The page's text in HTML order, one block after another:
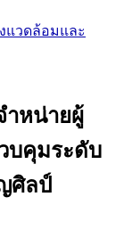
แวดล้อมและ
ำหน่ายผู้
บคุมระดับ
ศิลป์